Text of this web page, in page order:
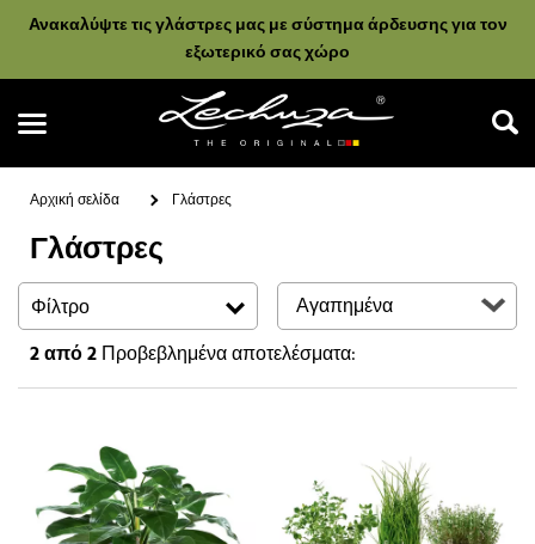
Ανακαλύψτε τις γλάστρες μας με σύστημα άρδευσης για τον
εξωτερικό σας χώρο
Αναζήτηση
Αρχική σελίδα Γλάστρες
Γλάστρες
Φίλτρο
2από 2Προβεβλημένα αποτελέσματα: